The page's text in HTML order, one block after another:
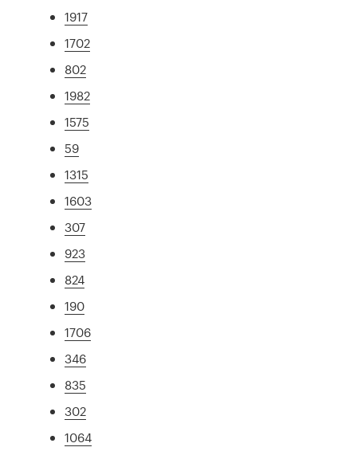
1917
1702
802
1982
1575
59
1315
1603
307
923
824
190
1706
346
835
302
1064